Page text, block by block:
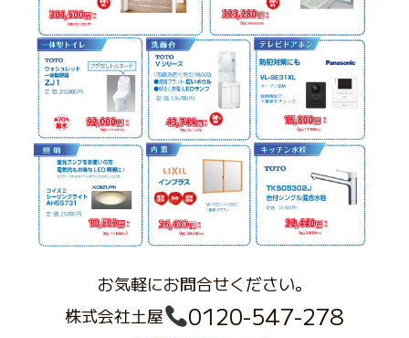
お気軽にお問合せください。
株式会社土屋
0120-547-278